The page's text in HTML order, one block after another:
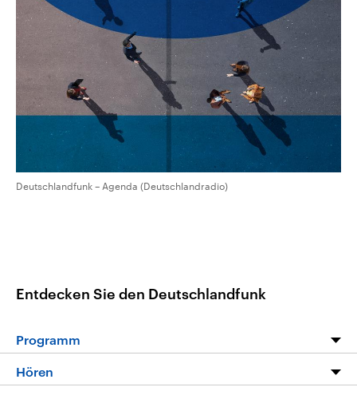
aktuelle Weltgeschehen.
Diese wird wie die
Libanon vom Iran
Sendungen Programm Podcasts
Audio-Archiv
Deutschlandfunk – Agenda (Deutschlandradio)
Entdecken Sie den Deutschlandfunk
Programm
Programm
Hören